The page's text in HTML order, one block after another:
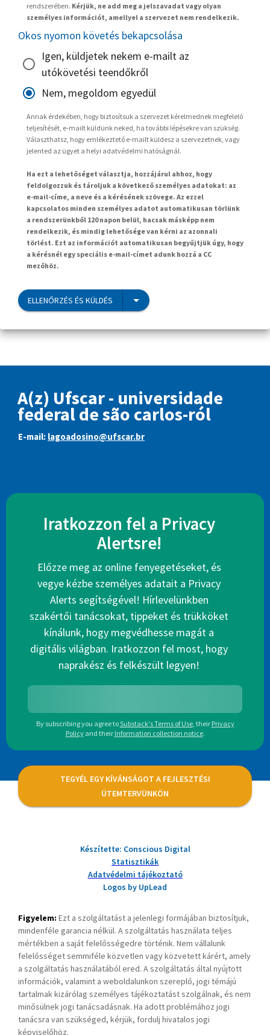
rendszerében. Kérjük, ne add meg a jelszavadat vagy olyan
személyes információt, amellyel a szervezet nem rendelkezik.
Okos nyomon követés bekapcsolása
Igen, küldjetek nekem e-mailt az
utókövetési teendőkről
Nem, megoldom egyedül
Annak érdekében, hogy biztosítsuk a szervezet kérelmednek megfelelő
teljesítését, e-mailt küldünk neked, ha további lépésekre van szükség.
Választhatsz, hogy emlékeztető e-mailt küldesz a szervezetnek, vagy
jelented az ügyet a helyi adatvédelmi hatóságnál.
Ha ezt a lehetőséget választja, hozzájárul ahhoz, hogy
feldolgozzuk és tároljuk a következő személyes adatokat: az
e-mail-címe, a neve és a kérésének szövege. Az ezzel
kapcsolatos minden személyes adatot automatikusan törlünk
a rendszerünkből 120 napon belül, hacsak másképp nem
rendelkezik, és mindig lehetősége van kérni az azonnali
törlést. Ezt az információt automatikusan begyűjtjük úgy, hogy
a kérésnél egy speciális e-mail-címet adunk hozzá a CC
mezőhöz.
ELLENŐRZÉS ÉS KÜLDÉS
A(z) Ufscar - universidade
federal de são carlos-ról
E-mail: lagoadosino@ufscar.br
Iratkozzon fel a Privacy
Alertsre!
Előzze meg az online fenyegetéseket, és
vegye kézbe személyes adatait a Privacy
Alerts segítségével! Hírlevelünkben
szakértői tanácsokat, tippeket és trükköket
kínálunk, hogy megvédhesse magát a
digitális világban. Iratkozzon fel most, hogy
naprakész és felkészült legyen!
By subscribing you agree toSubstack's Terms of Use, their Privacy
Policy and their Information collection notice.
TEGYÉL EGY KÍVÁNSÁGOT A FEJLESZTÉSI
ÜTEMTERVÜNKÖN
Készítette: Conscious Digital
Statisztikák
Adatvédelmi tájékoztató
Logos by UpLead
Figyelem: Ezt a szolgáltatást a jelenlegi formájában biztosítjuk,
mindenféle garancia nélkül. A szolgáltatás használata teljes
mértékben a saját felelősségedre történik. Nem vállalunk
felelősséget semmiféle közvetlen vagy közvetett kárért, amely
a szolgáltatás használatából ered. A szolgáltatás által nyújtott
információk, valamint a weboldalunkon szereplő, jogi témájú
tartalmak kizárólag személyes tájékoztatást szolgálnak, és nem
minősülnek jogi tanácsadásnak. Ha adott problémához jogi
tanácsra van szükséged, kérjük, fordulj hivatalos jogi
képviselőhöz.